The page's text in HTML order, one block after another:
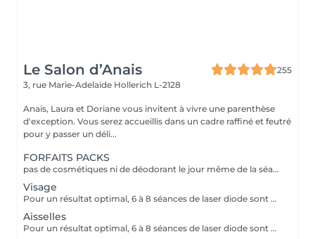
Le Salon d’Anais
255
3, rue Marie-Adelaïde Hollerich L-2128
Anais, Laura et Doriane vous invitent à vivre une parenthèse
d'exception. Vous serez accueillis dans un cadre raffiné et feutré
pour y passer un déli...
FORFAITS PACKS
pas de cosmétiques ni de déodorant le jour même de la séance !
Visage
Pour un résultat optimal, 6 à 8 séances de laser diode sont généralement recommandées. En cas de pilosité plus dense, quelques séances supplémentaires peuvent être nécessaires. Recommandations avant chaque séance : - Raser la zone concernée 24h à 48h avant le rendez-vous - Ne pas utiliser de cire, d'épilateur électrique ou de pince à épiler durant les 6 semaines précédant le début du traitement (le rasoir ou les ciseaux restent autorisés) En fin de traitement, 5 à 10 % des poils peuvent subsister. Ceux-ci seront éliminés lors des séances d'entretien, à raison de 1 à 2 fois par an. Le laser traite tous les types de peau, de la plus claire à la plus foncée, ainsi que la majorité des types de poils, à l'exception des poils blancs, qui ne contiennent pas de mélanine.
Aisselles
Pour un résultat optimal, 6 à 8 séances de laser diode sont généralement recommandées. En cas de pilosité plus dense, quelques séances supplémentaires peuvent être nécessaires. Recommandations avant chaque séance : Pas de cosmétiques ni de déodorant le jour même de la séance ! - Raser la zone concernée 24h à 48h avant le rendez-vous - Ne pas utiliser de cire, d'épilateur électrique ou de pince à épiler durant les 6 semaines précédant le début du traitement (le rasoir ou les ciseaux restent autorisés) En fin de traitement, 5 à 10 % des poils peuvent subsister. Ceux-ci seront éliminés lors des séances d'entretien, à raison de 1 à 2 fois par an. Le laser traite tous les types de peau, de la plus claire à la plus foncée, ainsi que la majorité des types de poils, à l'exception des poils blancs, qui ne contiennent pas de mélanine.